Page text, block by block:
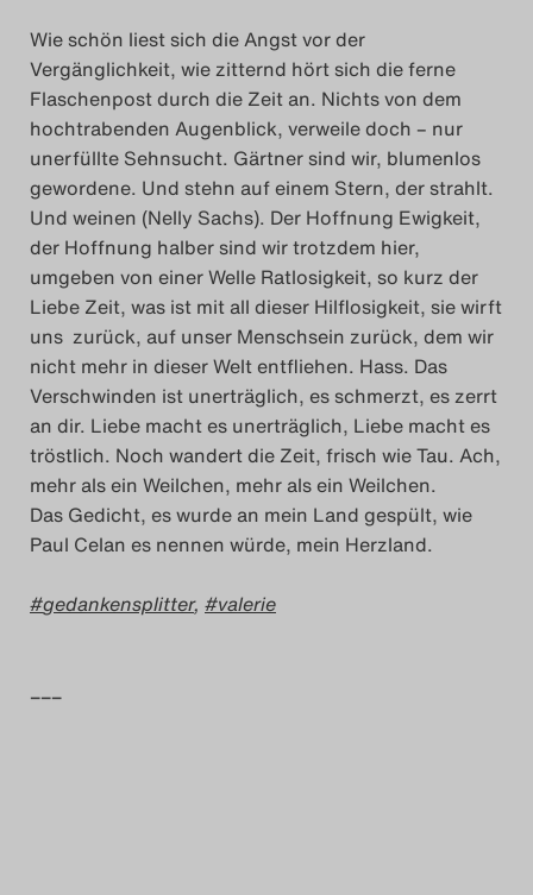
Search
Wie schön liest sich die Angst vor der
Vergänglichkeit, wie zitternd hört sich die ferne
Flaschenpost durch die Zeit an. Nichts von dem
hochtrabenden Augenblick, verweile doch – nur
unerfüllte Sehnsucht. Gärtner sind wir, blumenlos
gewordene. Und stehn auf einem Stern, der strahlt.
Und weinen (Nelly Sachs). Der Hoffnung Ewigkeit,
der Hoffnung halber sind wir trotzdem hier,
umgeben von einer Welle Ratlosigkeit, so kurz der
Liebe Zeit, was ist mit all dieser Hilflosigkeit, sie wirft
uns zurück, auf unser Menschsein zurück, dem wir
nicht mehr in dieser Welt entfliehen. Hass. Das
Verschwinden ist unerträglich, es schmerzt, es zerrt
an dir. Liebe macht es unerträglich, Liebe macht es
tröstlich. Noch wandert die Zeit, frisch wie Tau. Ach,
mehr als ein Weilchen, mehr als ein Weilchen.
Das Gedicht, es wurde an mein Land gespült, wie
Paul Celan es nennen würde, mein Herzland.
gedankensplitter, valerie
–––